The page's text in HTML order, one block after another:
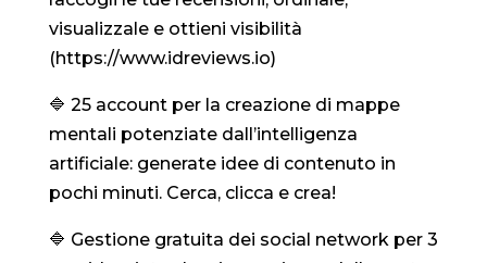
visualizzale e ottieni visibilità
(https://www.idreviews.io)
🔷 25 account per la creazione di mappe
mentali potenziate dall’intelligenza
artificiale: generate idee di contenuto in
pochi minuti. Cerca, clicca e crea!
🔷 Gestione gratuita dei social network per 3